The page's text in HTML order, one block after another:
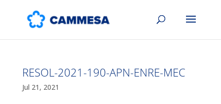
RESOL-2021-190-APN-ENRE-MEC
Jul 21, 2021